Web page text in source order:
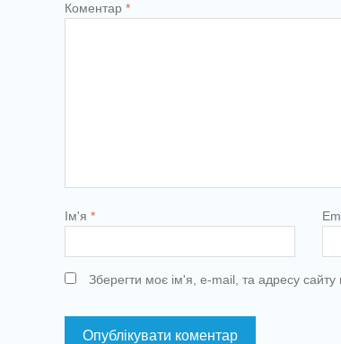
Коментар *
Ім'я *
Зберегти моє ім'я, e-mail, та адресу